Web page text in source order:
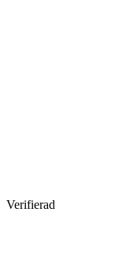
Verifierad